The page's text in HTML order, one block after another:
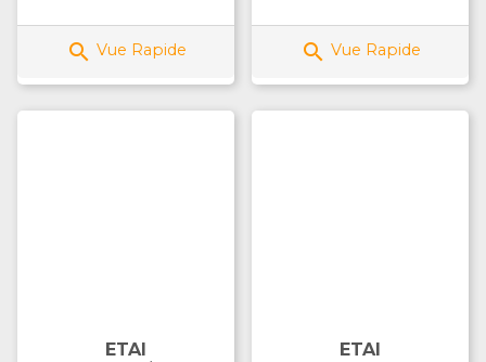
 Vue Rapide  Vue Rapide
ETAI
ETAI